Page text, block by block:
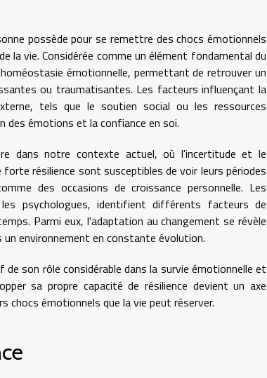
possède pour se remettre des chocs émotionnels
vie. Considérée comme un élément fondamental du
émotionnelle, permettant de retrouver un
ou traumatisantes. Les facteurs influençant la
tels que le soutien social ou les ressources
des émotions et la confiance en soi.
dans notre contexte actuel, où l'incertitude et le
résilience sont susceptibles de voir leurs périodes
des occasions de croissance personnelle. Les
psychologues, identifient différents facteurs de
Parmi eux, l'adaptation au changement se révèle
environnement en constante évolution.
son rôle considérable dans la survie émotionnelle et
sa propre capacité de résilience devient un axe
chocs émotionnels que la vie peut réserver.